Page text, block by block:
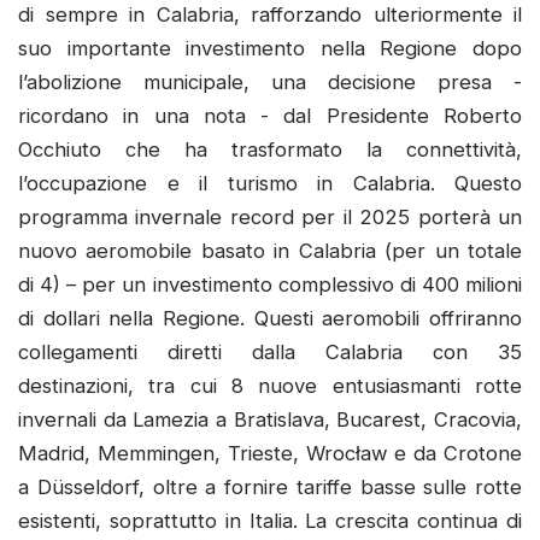
di sempre in Calabria, rafforzando ulteriormente il
suo importante investimento nella Regione dopo
l’abolizione municipale, una decisione presa -
ricordano in una nota - dal Presidente Roberto
Occhiuto che ha trasformato la connettività,
l’occupazione e il turismo in Calabria. Questo
programma invernale record per il 2025 porterà un
nuovo aeromobile basato in Calabria (per un totale
di 4) – per un investimento complessivo di 400 milioni
di dollari nella Regione. Questi aeromobili offriranno
collegamenti diretti dalla Calabria con 35
destinazioni, tra cui 8 nuove entusiasmanti rotte
invernali da Lamezia a Bratislava, Bucarest, Cracovia,
Madrid, Memmingen, Trieste, Wrocław e da Crotone
a Düsseldorf, oltre a fornire tariffe basse sulle rotte
esistenti, soprattutto in Italia. La crescita continua di